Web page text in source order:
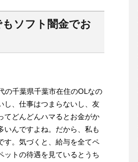
ソフト闇金でお
の千葉県千葉市在住のOLなの
し、仕事はつまらないし、友
どんどんハマるとお金がか
いんですよね。だから、私も
す。気づくと、給与を全てペ
ットの待遇を見ているとうち